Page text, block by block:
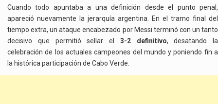
Cuando todo apuntaba a una definición desde el punto penal,
apareció nuevamente la jerarquía argentina. En el tramo final del
tiempo extra, un ataque encabezado por Messi terminó con un tanto
decisivo que permitió sellar el 3-2 definitivo, desatando la
celebración de los actuales campeones del mundo y poniendo fin a
la histórica participación de Cabo Verde.